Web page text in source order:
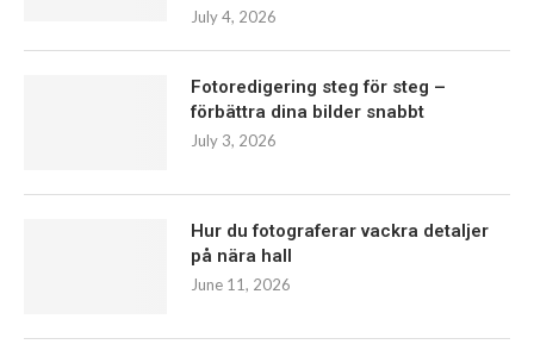
July 4, 2026
Fotoredigering steg för steg –
förbättra dina bilder snabbt
July 3, 2026
Hur du fotograferar vackra detaljer
på nära hall
June 11, 2026